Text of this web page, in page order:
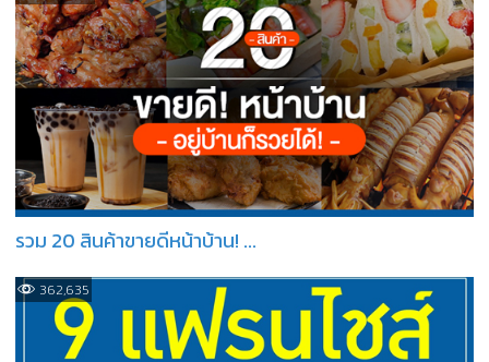
รวม 20 สินค้าขายดีหน้าบ้าน! ...
362,635